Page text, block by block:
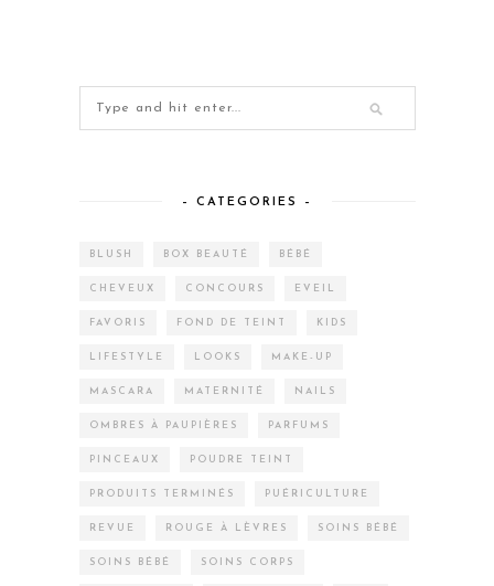
– CATEGORIES –
BLUSH BOX BEAUTÉ BÉBÉ
CHEVEUX CONCOURS EVEIL
FAVORIS FOND DE TEINT KIDS
LIFESTYLE LOOKS MAKE-UP
MASCARA MATERNITÉ NAILS
OMBRES À PAUPIÈRES PARFUMS
PINCEAUX POUDRE TEINT
PRODUITS TERMINÉS PUÉRICULTURE
REVUE ROUGE À LÈVRES SOINS BÉBÉ
SOINS BÉBÉ SOINS CORPS